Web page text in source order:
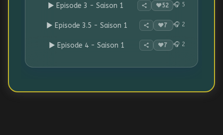
▶ Episode 3 - Saison 1 ❤️52 🎧 5
▶ Episode 3.5 - Saison 1 ❤️7 🎧 2
▶ Episode 4 - Saison 1 ❤️7 🎧 2
▶ Episode 4.5 - Saison 1